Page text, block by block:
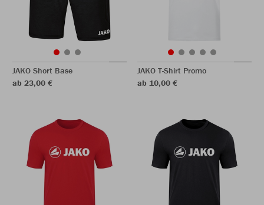
JAKO Short Base
ab 23,00 €
JAKO T-Shirt Promo
ab 10,00 €